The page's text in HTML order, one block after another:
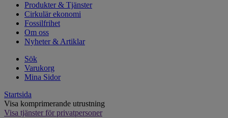
Produkter & Tjänster
Cirkulär ekonomi
Fossilfrihet
Om oss
Nyheter & Artiklar
Sök
Varukorg
Mina Sidor
Startsida
Visa komprimerande utrustning
Visa tjänster för privatpersoner